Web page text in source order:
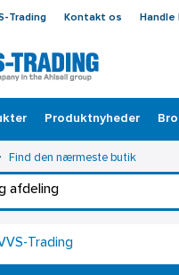
Trading Kontakt os Handle
Produktnyheder
Find den nærmeste butik
afdeling
Trading